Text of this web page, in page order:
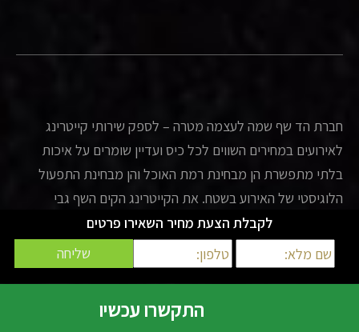
לקבלת הצעת מחיר השאירו פרטים
חברת הד שף שמה לעצמה מטרה – לספק שירותי קייטרינג
לאירועים במחירים השווים לכל כיס ועדיין שומרים על איכות
בלתי מתפשרת הן מבחינת רמת האוכל והן מבחינת התפעול
הלוגיסטי של האירוע בשטח. את הקייטרינג הקים השף גבי
שנה החברה פועלת בענף הקייטרינג ומספקת מגוון שירותי
קייטרינג לאירועים שונים במגזר הפרטי והעסקי.
נשמח לעמוד לרשותכם ולהפיק לכם אירוע מוצלח ומושקע.
התקשרו עכשיו